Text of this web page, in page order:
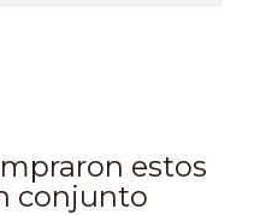
estos
conjunto